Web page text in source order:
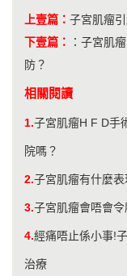
上壹篇： 子宮肌瘤
下壹篇：
： 子宮肌
防？
相關閱讀
1.子宮肌瘤H F D手
院嗎？
2.子宮肌瘤有什麼
3.子宮肌瘤會唔會
4.經痛唔止係小事!
治療